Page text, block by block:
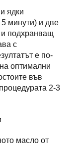
ядки
минути) и две
подхранващ
с
е по-
оптимални
във
2-3
масло от